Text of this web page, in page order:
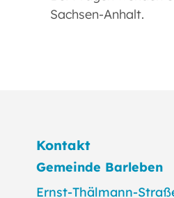
Sachsen-Anhalt.
Kontakt
Gemeinde Barleben
Ernst-Thälmann-